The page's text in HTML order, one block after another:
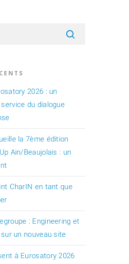
2026 : un
du dialogue
la 7ème édition
Ain/Beaujolais : un
CharIN en tant que
: Engineering et
un nouveau site
à Eurosatory 2026